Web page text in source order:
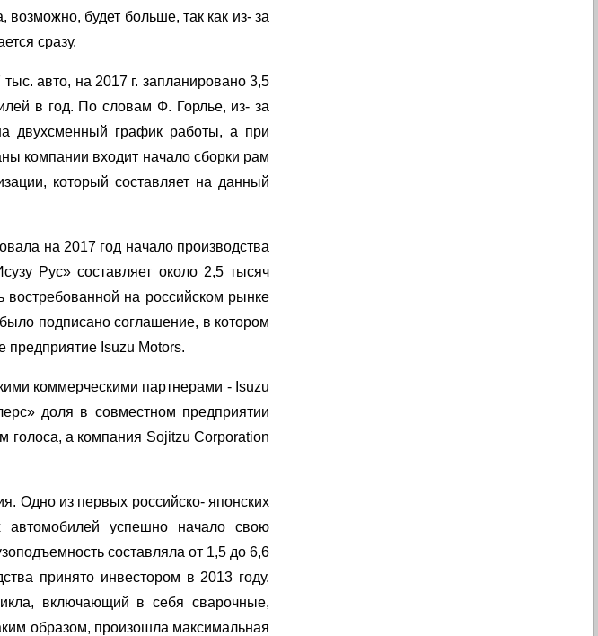
будет больше, так как из- за
сразу.
авто, на 2017 г. запланировано 3,5
в год. По словам Ф. Горлье, из- за
двухсменный график работы, а при
компании входит начало сборки рам
который составляет на данный
на 2017 год начало производства
Рус» составляет около 2,5 тысяч
на российском рынке
подписано соглашение, в котором
предприятие Isuzu Motors.
коммерческими партнерами - Isuzu
доля в совместном предприятии
голоса, а компания Sojitzu Corporation
Одно из первых российско- японских
автомобилей успешно начало свою
составляла от 1,5 до 6,6
принято инвестором в 2013 году.
включающий в себя сварочные,
образом, произошла максимальная